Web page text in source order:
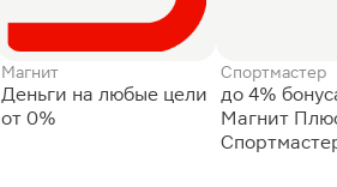
Магнит
Деньги на любые цели
от 0%
Спортмастер
до 4%
Магнит